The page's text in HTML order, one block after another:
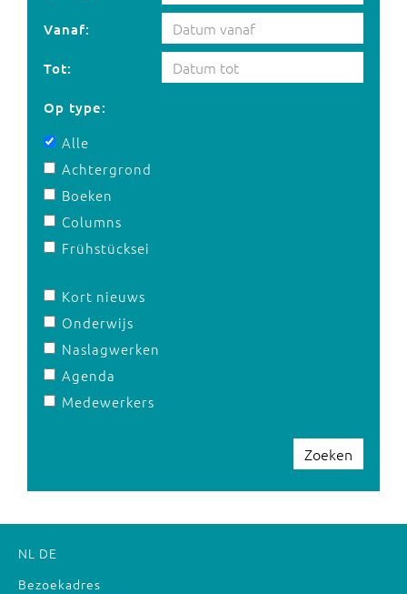
Vanaf:
Tot:
Op type:
Alle
Achtergrond
Boeken
Columns
Frühstücksei
Kort nieuws
Onderwijs
Naslagwerken
Agenda
Medewerkers
Zoeken
NL DE
Bezoekadres